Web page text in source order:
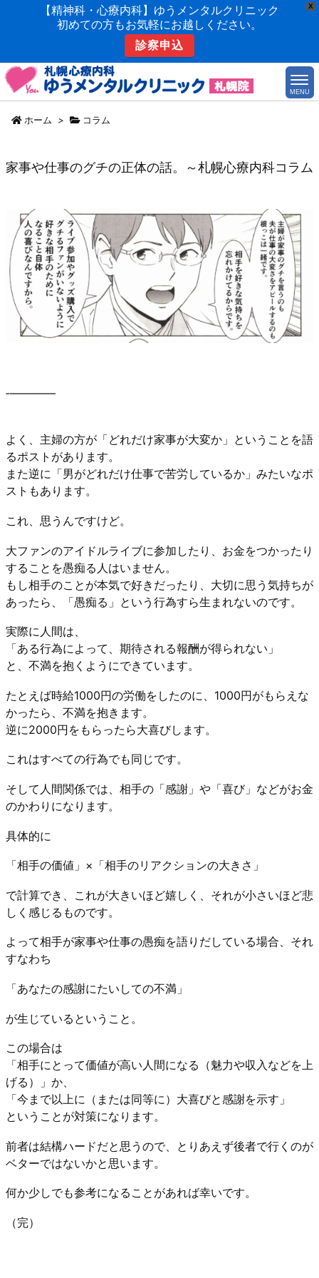
X
【精神科・心療内科】ゆうメンタルクリニック
初めての方もお気軽にお越しください。
診察申込
MENU
ホーム > コラム
家事や仕事のグチの正体の話。～札幌心療内科コラム
‐――――
よく、主婦の方が「どれだけ家事が大変か」ということを語
るポストがあります。
また逆に「男がどれだけ仕事で苦労しているか」みたいなポ
ストもあります。
これ、思うんですけど。
大ファンのアイドルライブに参加したり、お金をつかったり
することを愚痴る人はいません。
もし相手のことが本気で好きだったり、大切に思う気持ちが
あったら、「愚痴る」という行為すら生まれないのです。
実際に人間は、
「ある行為によって、期待される報酬が得られない」
と、不満を抱くようにできています。
たとえば時給1000円の労働をしたのに、1000円がもらえな
かったら、不満を抱きます。
逆に2000円をもらったら大喜びします。
これはすべての行為でも同じです。
そして人間関係では、相手の「感謝」や「喜び」などがお金
のかわりになります。
具体的に
「相手の価値」×「相手のリアクションの大きさ」
で計算でき、これが大きいほど嬉しく、それが小さいほど悲
しく感じるものです。
よって相手が家事や仕事の愚痴を語りだしている場合、それ
すなわち
「あなたの感謝にたいしての不満」
が生じているということ。
この場合は
「相手にとって価値が高い人間になる（魅力や収入などを上
げる）」か、
「今まで以上に（または同等に）大喜びと感謝を示す」
ということが対策になります。
前者は結構ハードだと思うので、とりあえず後者で行くのが
ベターではないかと思います。
何か少しでも参考になることがあれば幸いです。
（完）